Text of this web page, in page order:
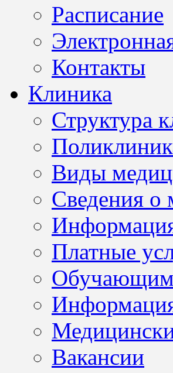
Расписание
Контакты
Клиника
Структура
Виды
Сведения о
Платные
Вакансии